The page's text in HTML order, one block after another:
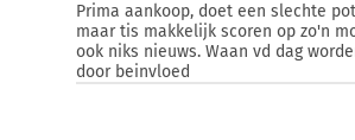
Prima aankoop, doet een slechte
maar tis makkelijk scoren op zo'n
ook niks nieuws. Waan vd dag
door beinvloed